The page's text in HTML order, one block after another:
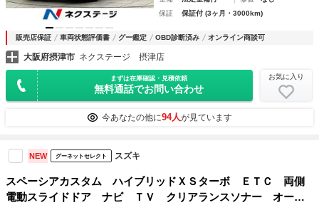
保証
保証付 (3ヶ月・3000km)
販売店保証 車両状態評価書 グー鑑定 OBD診断済み オンライン商談可
大阪府摂津市 ネクステージ 摂津店
まずは在庫確認・見積依頼
無料通話でお問い合わせ
お気に入り
今あなたの他に94人が見ています
NEW グーネットセレクト スズキ
スペーシアカスタム ハイブリッドＸＳターボ ＥＴＣ 両側
電動スライドドア ナビ ＴＶ クリアランスソナー オート